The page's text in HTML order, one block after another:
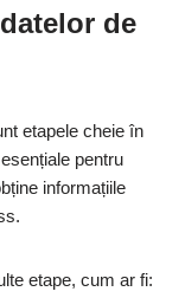
de
etapele cheie în
pentru
informațiile
etape, cum ar fi: